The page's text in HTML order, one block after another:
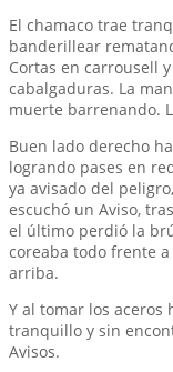
El chamaco trae
banderillear
Cortas en carrousell
cabalgaduras. La
muerte barrenando.
Buen lado derecho
logrando pases en
ya avisado del
escuchó un Aviso,
el último perdió la
coreaba todo frente
arriba.
Y al tomar los aceros
tranquillo y sin
Avisos.